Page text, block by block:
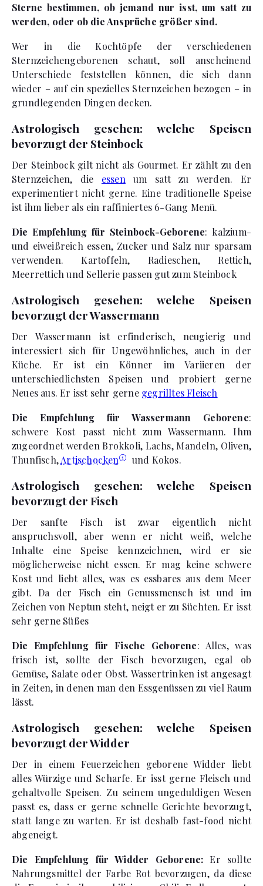
Sterne bestimmen, ob jemand nur isst, um satt zu
werden, oder ob die Ansprüche größer sind.
Wer in die Kochtöpfe der verschiedenen
Sternzeichengeborenen schaut, soll anscheinend
Unterschiede feststellen können, die sich dann
wieder – auf ein spezielles Sternzeichen bezogen – in
grundlegenden Dingen decken.
Astrologisch gesehen: welche Speisen
bevorzugt der Steinbock
Der Steinbock gilt nicht als Gourmet. Er zählt zu den
Sternzeichen, die essen um satt zu werden. Er
experimentiert nicht gerne. Eine traditionelle Speise
ist ihm lieber als ein raffiniertes 6-Gang Menü.
Die Empfehlung für Steinbock-Geborene: kalzium-
und eiweißreich essen, Zucker und Salz nur sparsam
verwenden. Kartoffeln, Radieschen, Rettich,
Meerrettich und Sellerie passen gut zum Steinbock
Astrologisch gesehen: welche Speisen
bevorzugt der Wassermann
Der Wassermann ist erfinderisch, neugierig und
interessiert sich für Ungewöhnliches, auch in der
Küche. Er ist ein Könner im Variieren der
unterschiedlichsten Speisen und probiert gerne
Neues aus. Er isst sehr gerne gegrilltes Fleisch
Die Empfehlung für Wassermann Geborene:
schwere Kost passt nicht zum Wassermann. Ihm
zugeordnet werden Brokkoli, Lachs, Mandeln, Oliven,
Thunfisch,Artischocken und Kokos.
Astrologisch gesehen: welche Speisen
bevorzugt der Fisch
Der sanfte Fisch ist zwar eigentlich nicht
anspruchsvoll, aber wenn er nicht weiß, welche
Inhalte eine Speise kennzeichnen, wird er sie
möglicherweise nicht essen. Er mag keine schwere
Kost und liebt alles, was es essbares aus dem Meer
gibt. Da der Fisch ein Genussmensch ist und im
Zeichen von Neptun steht, neigt er zu Süchten. Er isst
sehr gerne Süßes
Die Empfehlung für Fische Geborene: Alles, was
frisch ist, sollte der Fisch bevorzugen, egal ob
Gemüse, Salate oder Obst. Wassertrinken ist angesagt
in Zeiten, in denen man den Essgenüssen zu viel Raum
lässt.
Astrologisch gesehen: welche Speisen
bevorzugt der Widder
Der in einem Feuerzeichen geborene Widder liebt
alles Würzige und Scharfe. Er isst gerne Fleisch und
gehaltvolle Speisen. Zu seinem ungeduldigen Wesen
passt es, dass er gerne schnelle Gerichte bevorzugt,
statt lange zu warten. Er ist deshalb fast-food nicht
abgeneigt.
Die Empfehlung für Widder Geborene:Er sollte
Nahrungsmittel der Farbe Rot bevorzugen, da diese